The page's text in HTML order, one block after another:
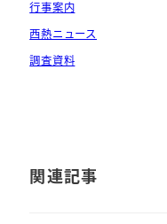
行事案内
西熱ニュース
調査資料
関連記事